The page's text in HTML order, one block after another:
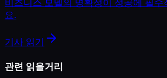
비즈니스 모델의 명확성이 성공에 필수
요.
기사 읽기
관련 읽을거리